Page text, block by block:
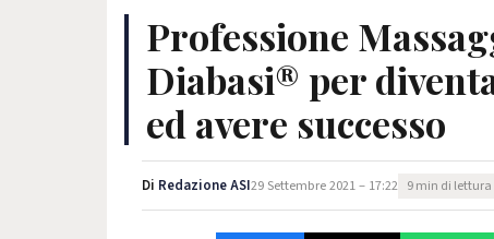
Professione
Diabasi® per
ed avere successo
Di Redazione ASI29 Settembre 2021 – 17:22 9 min di lettura